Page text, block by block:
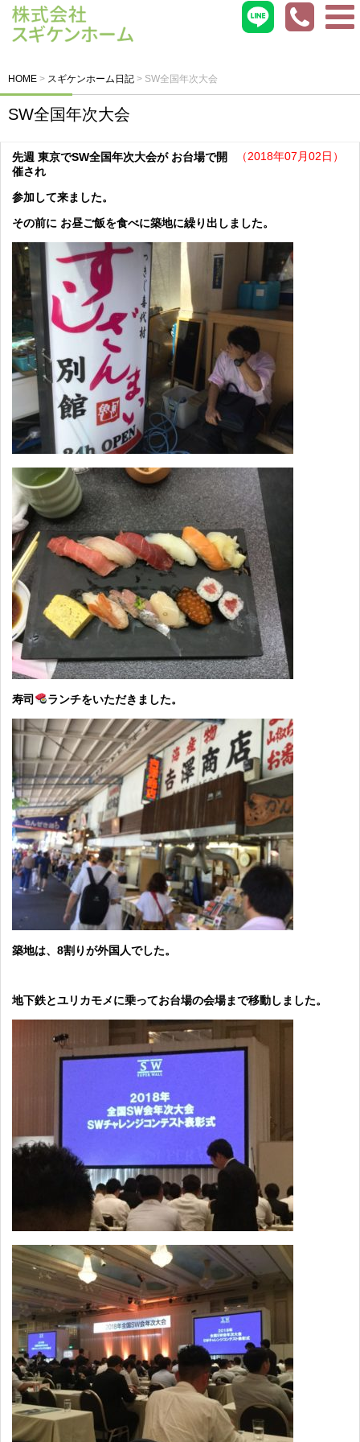
HOME > スギケンホーム日記 > SW全国年次大会
SW全国年次大会
（2018年07月02日）
先週 東京でSW全国年次大会が お台場で開
催され
参加して来ました。
その前に お昼ご飯を食べに築地に繰り出しました。
寿司 ランチをいただきました。
築地は、8割りが外国人でした。
地下鉄とユリカモメに乗ってお台場の会場まで移動しました。